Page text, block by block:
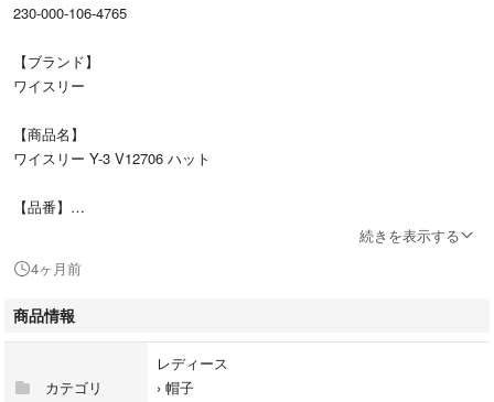
230-000-106-4765
【ブランド】
ワイスリー
【商品名】
ワイスリー Y-3 V12706 ハット
【品番】
【商品ランク】
中古品B
続きを表示する
4ヶ月前
商品情報
カテゴリ
レディース
› 帽子